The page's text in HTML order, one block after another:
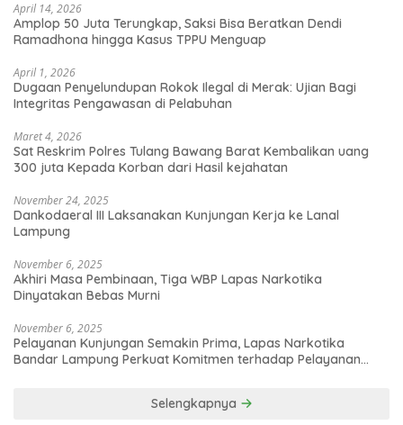
April 14, 2026
Amplop 50 Juta Terungkap, Saksi Bisa Beratkan Dendi
Ramadhona hingga Kasus TPPU Menguap
April 1, 2026
Dugaan Penyelundupan Rokok Ilegal di Merak: Ujian Bagi
Integritas Pengawasan di Pelabuhan
Maret 4, 2026
Sat Reskrim Polres Tulang Bawang Barat Kembalikan uang
300 juta Kepada Korban dari Hasil kejahatan
November 24, 2025
Dankodaeral III Laksanakan Kunjungan Kerja ke Lanal
Lampung
November 6, 2025
Akhiri Masa Pembinaan, Tiga WBP Lapas Narkotika
Dinyatakan Bebas Murni
November 6, 2025
Pelayanan Kunjungan Semakin Prima, Lapas Narkotika
Bandar Lampung Perkuat Komitmen terhadap Pelayanan
Selengkapnya